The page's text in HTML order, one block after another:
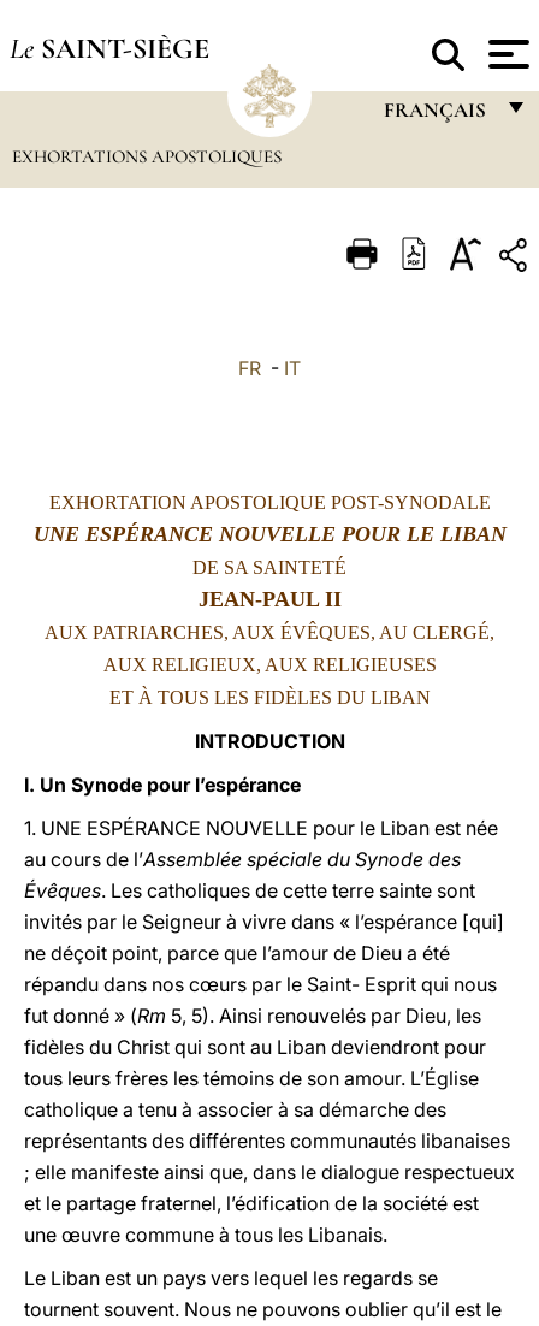
Le SAINT-SIÈGE
FRANÇAIS
ITALIANO
中文
EXHORTATIONS APOSTOLIQUES
FR - IT
EXHORTATION APOSTOLIQUE POST-SYNODALE
UNE ESPÉRANCE NOUVELLE POUR LE LIBAN
DE SA SAINTETÉ
JEAN-PAULII
AUX PATRIARCHES, AUX ÉVÊQUES, AU CLERGÉ,
AUX RELIGIEUX, AUX RELIGIEUSES
ET À TOUS LES FIDÈLES DU LIBAN
INTRODUCTION
I. Un Synode pour l’espérance
1. UNE ESPÉRANCE NOUVELLE pour le Liban est née
au cours de l’Assemblée spéciale du Synode des
Évêques. Les catholiques de cette terre sainte sont
invités par le Seigneur à vivre dans « l’espérance [qui]
ne déçoit point, parce que l’amour de Dieu a été
répandu dans nos cœurs par le Saint- Esprit qui nous
fut donné » (Rm 5, 5). Ainsi renouvelés par Dieu, les
fidèles du Christ qui sont au Liban deviendront pour
tous leurs frères les témoins de son amour. L’Église
catholique a tenu à associer à sa démarche des
représentants des différentes communautés libanaises
; elle manifeste ainsi que, dans le dialogue respectueux
et le partage fraternel, l’édification de la société est
une œuvre commune à tous les Libanais.
Le Liban est un pays vers lequel les regards se
tournent souvent. Nous ne pouvons oublier qu’il est le